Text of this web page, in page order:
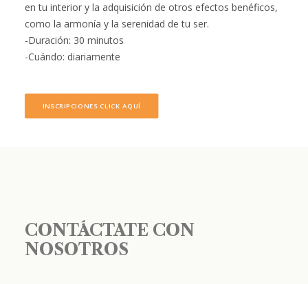
en tu interior y la adquisición de otros efectos benéficos,
como la armonía y la serenidad de tu ser.
-Duración: 30 minutos
-Cuándo: diariamente
INSCRIPCIONES CLICK AQUÍ
CONTÁCTATE CON
NOSOTROS